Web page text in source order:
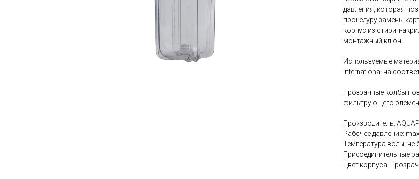
давления, которая
процедуру замены
корпус из стирин-
монтажный ключ.
Используемые
International на
Прозрачные колбы
фильтрующего
Производитель:
Рабочее давление:
Температура воды: не
Присоединительные
Цвет корпуса: